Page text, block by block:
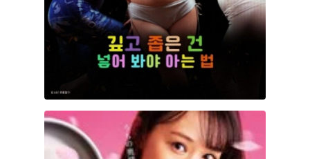
The Farmer’s Bride Requires Care! Part 1: Angel